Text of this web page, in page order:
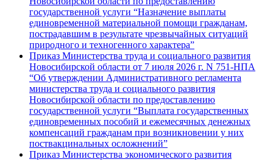
государственной услуги “Назначение выплаты
единовременной материальной помощи гражданам,
пострадавшим в результате чрезвычайных ситуаций
природного и техногенного характера”
Приказ Министерства труда и социального развития
Новосибирской области от 7 июля 2026 г. N 751-НПА
“Об утверждении Административного регламента
министерства труда и социального развития
Новосибирской области по предоставлению
государственной услуги “Выплата государственных
единовременных пособий и ежемесячных денежных
компенсаций гражданам при возникновении у них
поствакцинальных осложнений”
Приказ Министерства экономического развития